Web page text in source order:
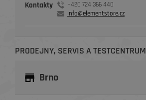
Kontakty
+420 724 366 440
info@elementstore.cz
PRODEJNY, SERVIS A TESTCENTRUM
Brno